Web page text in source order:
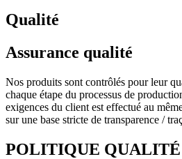
Qualité
Assurance qualité
Nos produits sont contrôlés pour leur
chaque étape du processus de
exigences du client est effectué au
sur une base stricte de transparence /
POLITIQUE QUALITÉ